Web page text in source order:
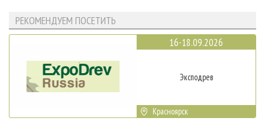
РЕКОМЕНДУЕМ ПОСЕТИТЬ
16-18.09.2026
Эксподрев
Красноярск